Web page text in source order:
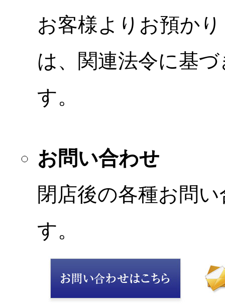
お客様よりお預か
は、関連法令に基
す。
お問い合わせ
閉店後の各種お問
す。